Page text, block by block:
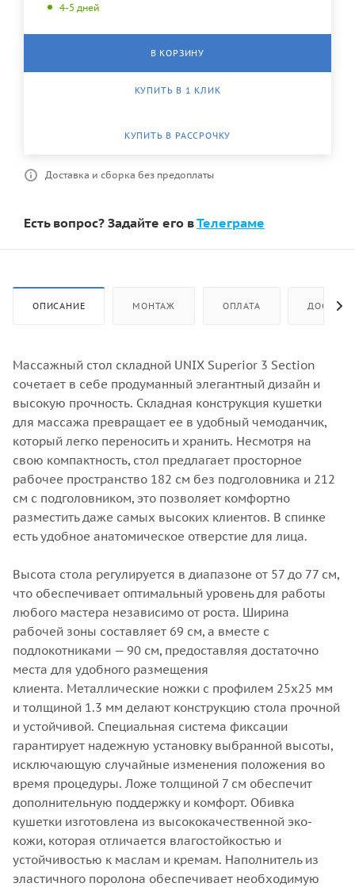
4-5 дней
В КОРЗИНУ
КУПИТЬ В 1 КЛИК
КУПИТЬ В РАССРОЧКУ
Доставка и сборка без предоплаты
Есть вопрос? Задайте его вТелеграме
ОПИСАНИЕ МОНТАЖ ОПЛАТА
Массажный стол складной UNIX Superior 3 Section
сочетает в себе продуманный элегантный дизайн и
высокую прочность. Складная конструкция кушетки
для массажа превращает ее в удобный чемоданчик,
который легко переносить и хранить. Несмотря на
свою компактность, стол предлагает просторное
рабочее пространство 182 см без подголовника и 212
см с подголовником, это позволяет комфортно
разместить даже самых высоких клиентов. В спинке
есть удобное анатомическое отверстие для лица.
Высота стола регулируется в диапазоне от 57 до 77 см,
что обеспечивает оптимальный уровень для работы
любого мастера независимо от роста. Ширина
рабочей зоны составляет 69 см, а вместе с
подлокотниками — 90 см, предоставляя достаточно
места для удобного размещения
клиента. Металлические ножки с профилем 25х25 мм
и толщиной 1.3 мм делают конструкцию стола прочной
и устойчивой. Специальная система фиксации
гарантирует надежную установку выбранной высоты,
исключающую случайные изменения положения во
время процедуры. Ложе толщиной 7 см обеспечит
дополнительную поддержку и комфорт. Обивка
кушетки изготовлена из высококачественной эко-
кожи, которая отличается влагостойкостью и
устойчивостью к маслам и кремам. Наполнитель из
эластичного поролона обеспечивает необходимую